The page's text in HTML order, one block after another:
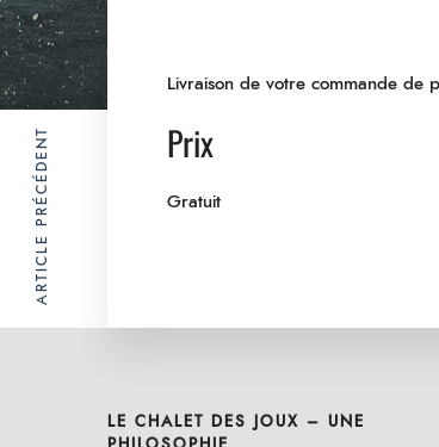
Livraison de votre commande de
Prix
Gratuit
ARTICLE PRÉCÉDENT
LE CHALET DES JOUX – UNE